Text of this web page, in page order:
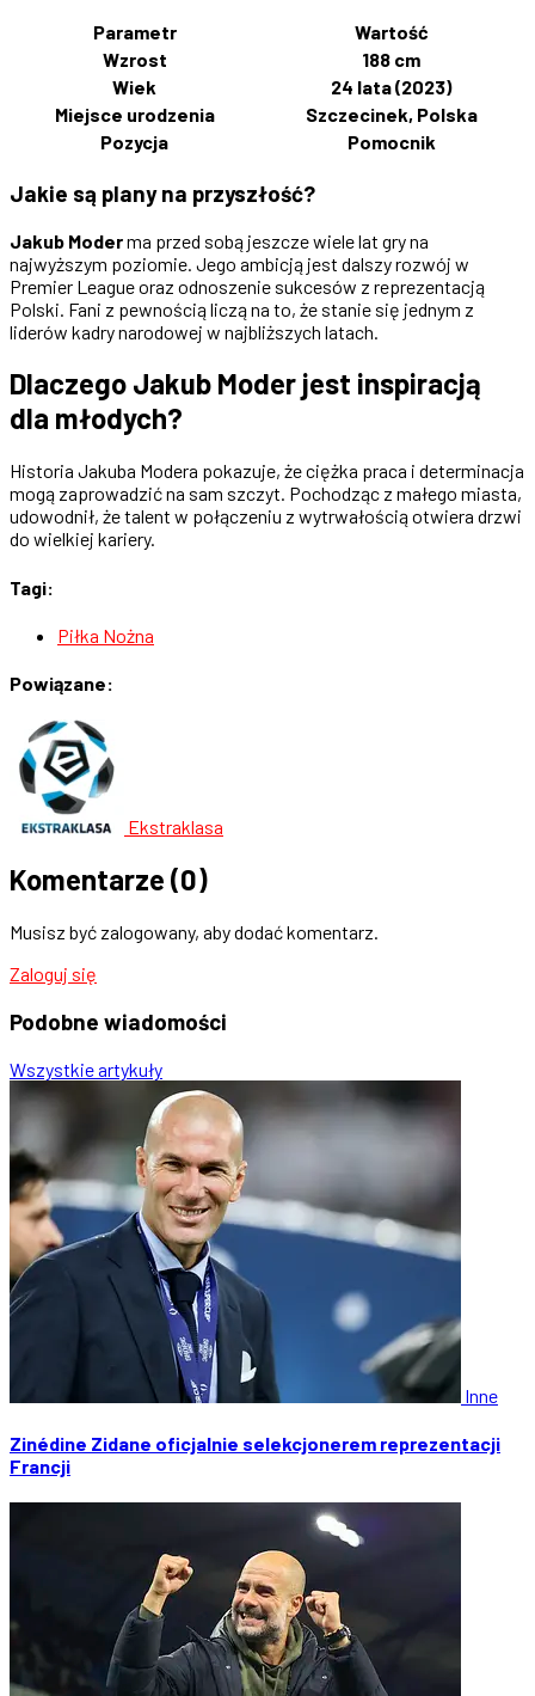
Parametr
Wartość
Wzrost
188 cm
Wiek
24 lata (2023)
Miejsce urodzenia
Szczecinek, Polska
Pozycja
Pomocnik
Jakie są plany na przyszłość?
Jakub Moderma przed sobą jeszcze wiele lat gry na
najwyższym poziomie. Jego ambicją jest dalszy rozwój w
Premier League oraz odnoszenie sukcesów z reprezentacją
Polski. Fani z pewnością liczą na to, że stanie się jednym z
liderów kadry narodowej w najbliższych latach.
Dlaczego Jakub Moder jest inspiracją
dla młodych?
Historia Jakuba Modera pokazuje, że ciężka praca i determinacja
mogą zaprowadzić na sam szczyt. Pochodząc z małego miasta,
udowodnił, że talent w połączeniu z wytrwałością otwiera drzwi
do wielkiej kariery.
Tagi:
Piłka Nożna
Powiązane:
Ekstraklasa
Komentarze (0)
Musisz być zalogowany, aby dodać komentarz.
Zaloguj się
Podobne wiadomości
Wszystkie artykuły
Inne
Zinédine Zidane oficjalnie selekcjonerem reprezentacji
Francji